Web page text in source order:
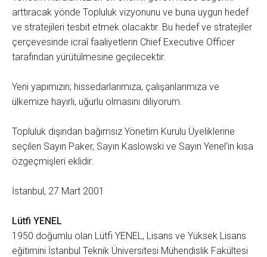
arttıracak yönde Topluluk vizyonunu ve buna uygun hedef
ve stratejileri tesbit etmek olacaktır. Bu hedef ve stratejiler
çerçevesinde icraî faaliyetlerin Chief Executive Officer
tarafından yürütülmesine geçilecektir.
Yeni yapımızın; hissedarlarımıza, çalışanlarımıza ve
ülkemize hayırlı, uğurlu olmasını diliyorum.
Topluluk dışından bağımsız Yönetim Kurulu Üyeliklerine
seçilen Sayın Paker, Sayın Kaslowski ve Sayın Yenel'in kısa
özgeçmişleri eklidir.
İstanbul, 27 Mart 2001
Lütfi YENEL
1950 doğumlu olan Lütfi YENEL, Lisans ve Yüksek Lisans
eğitimini İstanbul Teknik Üniversitesi Mühendislik Fakültesi